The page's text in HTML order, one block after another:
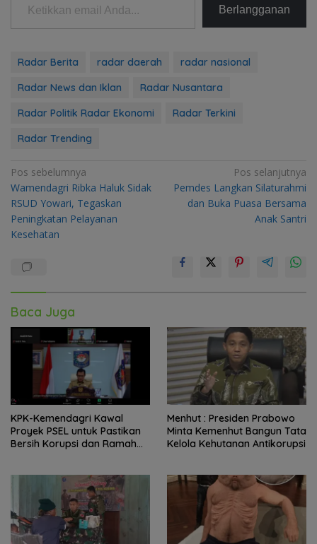
Berlangganan
Radar Berita radar daerah
radar nasional
Radar News dan Iklan
Radar Nusantara
Radar Politik Radar Ekonomi
Radar Terkini
Radar Trending
Navigasi
pos
Pos sebelumnya
Wamendagri Ribka Haluk Sidak
RSUD Yowari, Tegaskan
Peningkatan Pelayanan
Kesehatan
Pos selanjutnya
Pemdes Langkan Silaturahmi
dan Buka Puasa Bersama
Anak Santri
Baca Juga
KPK-Kemendagri Kawal
Proyek PSEL untuk Pastikan
Bersih Korupsi dan Ramah
Menhut : Presiden Prabowo
Minta Kemenhut Bangun Tata
Kelola Kehutanan Antikorupsi